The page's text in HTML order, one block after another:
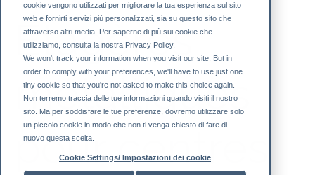
cookie vengono utilizzati per migliorare la tua esperienza sul sito
web e fornirti servizi più personalizzati, sia su questo sito che
attraverso altri media. Per saperne di più sui cookie che
utilizziamo, consulta la nostra Privacy Policy.
We won't track your information when you visit our site. But in
order to comply with your preferences, we'll have to use just one
tiny cookie so that you're not asked to make this choice again.
Non terremo traccia delle tue informazioni quando visiti il ​​nostro
sito. Ma per soddisfare le tue preferenze, dovremo utilizzare solo
un piccolo cookie in modo che non ti venga chiesto di fare di
nuovo questa scelta.
Cookie Settings/ Impostazioni dei cookie
Étagères
métalliques
pour centres